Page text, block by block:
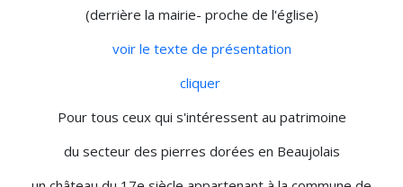
(derrière la mairie- proche de l'église)
voir le texte de présentation
cliquer
Pour tous ceux qui s'intéressent au patrimoine
du secteur des pierres dorées en Beaujolais